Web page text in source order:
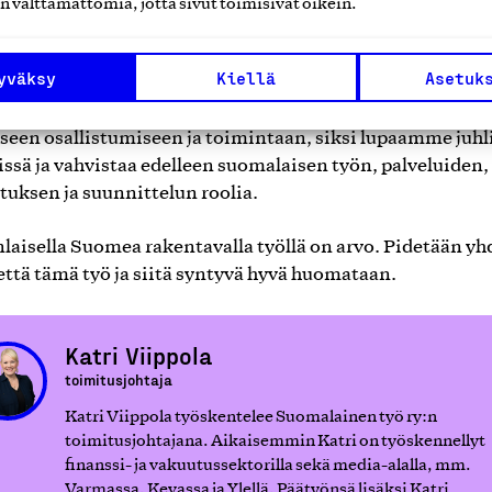
välttämättömiä, jotta sivut toimisivat oikein.
Kiellä
ja organisaatioon. Alkava vuosi on suomalaisen
Avainlippu täyttää kampanjamerkkinä 60 vuotta ja
osallistumiseen ja toimintaan, siksi lupaamme
ja vahvistaa edelleen suomalaisen työn, palveluiden,
ja suunnittelun roolia.
Suomea rakentavalla työllä on arvo. Pidetään
tämä työ ja siitä syntyvä hyvä huomataan.
Katri Viippola
toimitusjohtaja
Katri Viippola työskentelee Suomalainen työ ry:n
toimitusjohtajana. Aikaisemmin Katri on työskennellyt
finanssi- ja vakuutussektorilla sekä media-alalla, mm.